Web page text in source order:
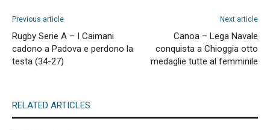
Previous article
Rugby Serie A – I Caimani
cadono a Padova e perdono la
testa (34-27)
Next article
Canoa – Lega Navale
conquista a Chioggia otto
medaglie tutte al femminile
RELATED ARTICLES